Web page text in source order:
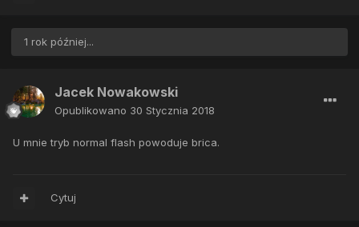
1 rok później...
Jacek Nowakowski
Opublikowano 30 Stycznia 2018
U mnie tryb normal flash powoduje brica.
Cytuj